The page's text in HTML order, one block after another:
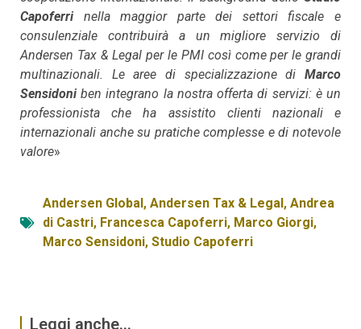
Capoferrinella maggior parte dei settori fiscale e
consulenziale contribuirà a un migliore servizio di
Andersen Tax & Legal per le PMI così come per le grandi
multinazionali. Le aree di specializzazione di Marco
Sensidoniben integrano la nostra offerta di servizi: è un
professionista che ha assistito clienti nazionali e
internazionali anche su pratiche complesse e di notevole
valore»
Andersen Global, Andersen Tax & Legal, Andrea
di Castri, Francesca Capoferri, Marco Giorgi,
Marco Sensidoni, Studio Capoferri
Leggi anche...